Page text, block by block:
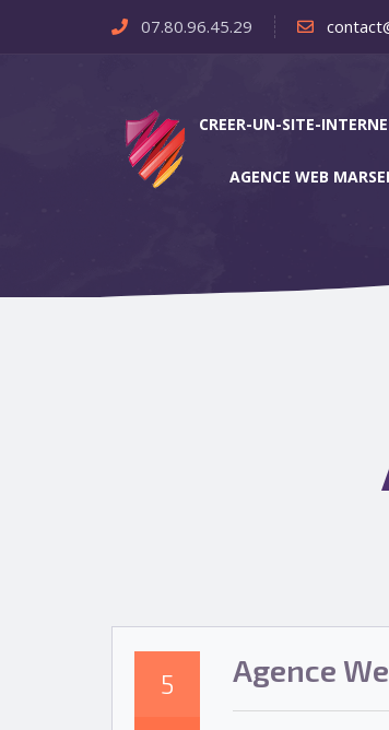
07.80.96.45.29
CREER-UN-SITE-
AGENCE WEB
5 Agence